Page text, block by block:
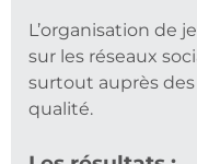
L’organisation de
sur les réseaux
surtout auprès
qualité.